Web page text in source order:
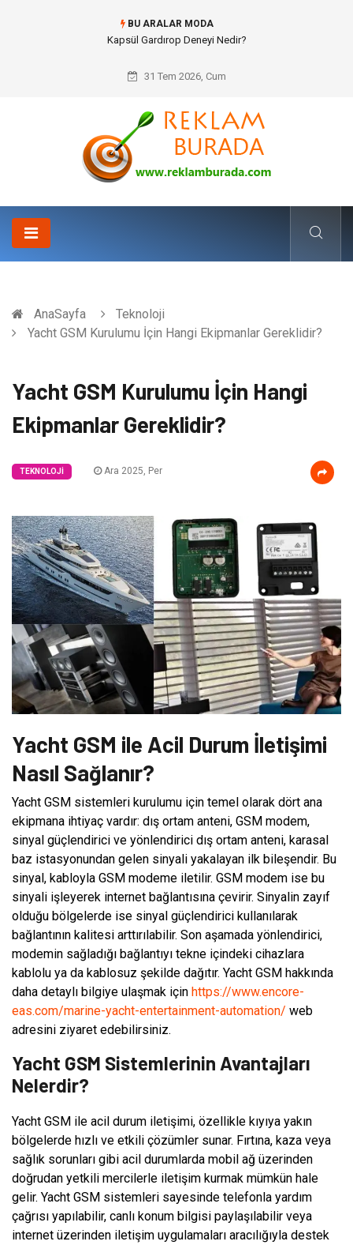
BU ARALAR MODA
Ataşehir Gitar Dersi Ve Modern Yaşamda Sanatla Gelen Dinginlik
31 Tem 2026, Cum
AnaSayfa
Teknoloji
Yacht GSM Kurulumu İçin Hangi Ekipmanlar Gereklidir?
Yacht GSM Kurulumu İçin Hangi
Ekipmanlar Gereklidir?
TEKNOLOJI Ara 2025, Per
Yacht GSM ile Acil Durum İletişimi
Nasıl Sağlanır?
Yacht GSM sistemleri kurulumu için temel olarak dört ana
ekipmana ihtiyaç vardır: dış ortam anteni, GSM modem,
sinyal güçlendirici ve yönlendirici dış ortam anteni, karasal
baz istasyonundan gelen sinyali yakalayan ilk bileşendir. Bu
sinyal, kabloyla GSM modeme iletilir. GSM modem ise bu
sinyali işleyerek internet bağlantısına çevirir. Sinyalin zayıf
olduğu bölgelerde ise sinyal güçlendirici kullanılarak
bağlantının kalitesi arttırılabilir. Son aşamada yönlendirici,
modemin sağladığı bağlantıyı tekne içindeki cihazlara
kablolu ya da kablosuz şekilde dağıtır. Yacht GSM hakkında
daha detaylı bilgiye ulaşmak için https://www.encore-
eas.com/marine-yacht-entertainment-automation/ web
adresini ziyaret edebilirsiniz.
Yacht GSM Sistemlerinin Avantajları
Nelerdir?
Yacht GSM ile acil durum iletişimi, özellikle kıyıya yakın
bölgelerde hızlı ve etkili çözümler sunar. Fırtına, kaza veya
sağlık sorunları gibi acil durumlarda mobil ağ üzerinden
doğrudan yetkili mercilerle iletişim kurmak mümkün hale
gelir. Yacht GSM sistemleri sayesinde telefonla yardım
çağrısı yapılabilir, canlı konum bilgisi paylaşılabilir veya
internet üzerinden iletişim uygulamaları aracılığıyla destek